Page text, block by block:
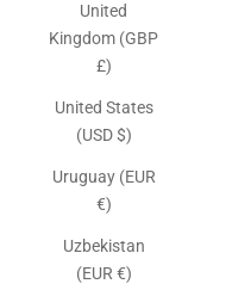
United
Kingdom (GBP
£)
United States
(USD $)
Uruguay (EUR
€)
Uzbekistan
(EUR €)